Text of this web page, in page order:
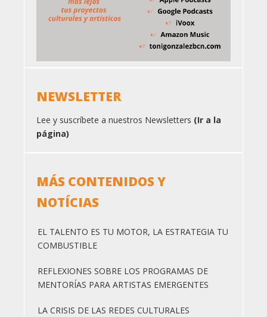
NEWSLETTER
Lee y suscríbete a nuestros Newsletters (Ir a la
página)
MÁS CONTENIDOS Y
NOTÍCIAS
EL TALENTO ES TU MOTOR, LA ESTRATEGIA TU
COMBUSTIBLE
REFLEXIONES SOBRE LOS PROGRAMAS DE
MENTORÍAS PARA ARTISTAS EMERGENTES
LA CRISIS DE LAS REDES CULTURALES